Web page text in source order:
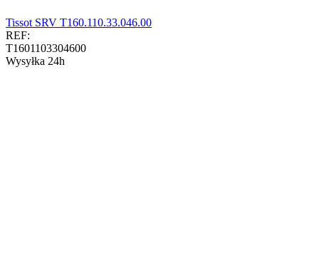
Tissot SRV T160.110.33.046.00
REF:
T1601103304600
Wysyłka 24h